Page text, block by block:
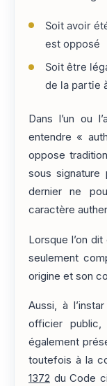
Soit avoir
est opposé
Soit être
de la partie
Dans l’un ou
entendre «
oppose
sous
dernier ne
caractère
Lorsque l’on
seulement
origine et son
Aussi, à
officier public,
également
toutefois à la
1372 du Code